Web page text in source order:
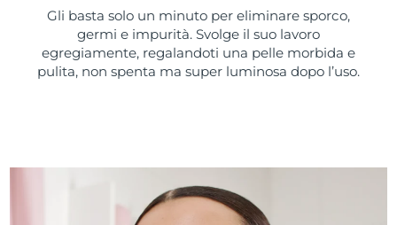
Gli basta solo un minuto per eliminare sporco,
germi e impurità. Svolge il suo lavoro
egregiamente, regalandoti una pelle morbida e
pulita, non spenta ma super luminosa dopo l’uso.